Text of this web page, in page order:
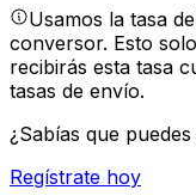
Usamos la tasa
conversor. Esto
recibirás esta tasa
tasas de envío.
¿Sabías que
Regístrate hoy